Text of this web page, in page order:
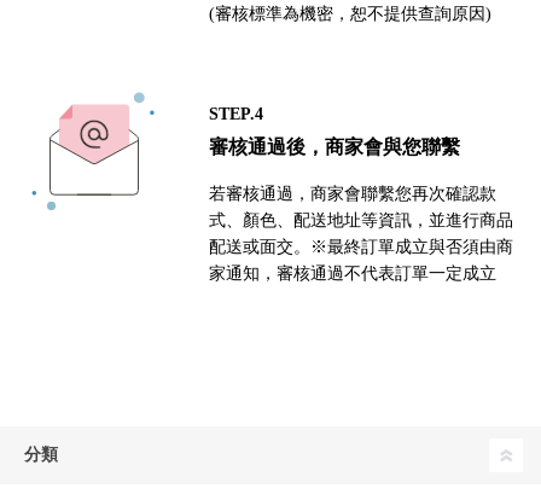
(審核標準為機密，恕不提供查詢原因)
STEP.4
審核通過後，商家會與您聯繫
若審核通過，商家會聯繫您再次確認款
式、顏色、配送地址等資訊，並進行商品
配送或面交。※最終訂單成立與否須由商
家通知，審核通過不代表訂單一定成立
分類